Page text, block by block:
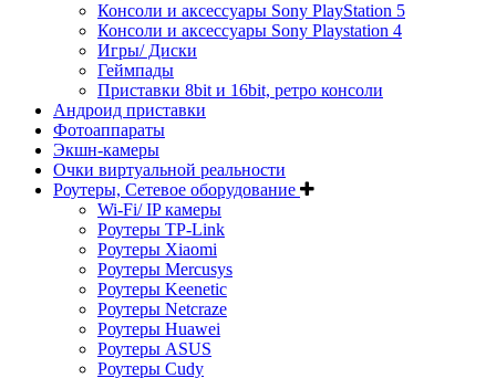
Консоли и аксессуары Sony PlayStation 5
Консоли и аксессуары Sony Playstation 4
Игры/ Диски
Геймпады
Приставки 8bit и 16bit, ретро консоли
Андроид приставки
Фотоаппараты
Экшн-камеры
Очки виртуальной реальности
Роутеры, Сетевое оборудование
Wi-Fi/ IP камеры
Роутеры TP-Link
Роутеры Xiaomi
Роутеры Mercusys
Роутеры Keenetic
Роутеры Netcraze
Роутеры Huawei
Роутеры ASUS
Роутеры Cudy